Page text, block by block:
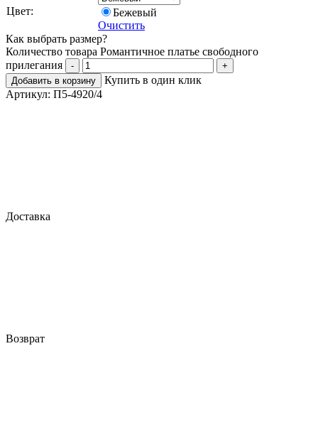
Цвет:
Бежевый
Очистить
Как выбрать размер?
Количество товара Романтичное платье свободного
прилегания
-
+
Добавить в корзину
Купить в один клик
Артикул: П5-4920/4
Доставка
Возврат